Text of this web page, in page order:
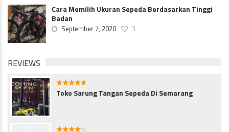
Cara Memilih Ukuran Sepeda Berdasarkan Tinggi
Badan
September 7, 2020 3
REVIEWS
4.5
Toko Sarung Tangan Sepeda Di Semarang